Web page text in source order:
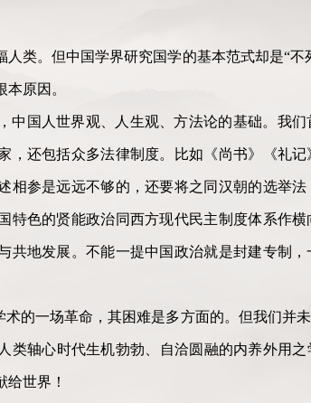
类。但中国学界研究国学的基本范式却是“不
原因。
中国人世界观、人生观、方法论的基础。我
，还包括众多法律制度。比如《尚书》《礼
相参是远远不够的，还要将之同汉朝的选举
特色的贤能政治同西方现代民主制度体系作
共地发展。不能一提中国政治就是封建专制
术的一场革命，其困难是多方面的。但我们并
类轴心时代生机勃勃、自洽圆融的内养外用
世界！